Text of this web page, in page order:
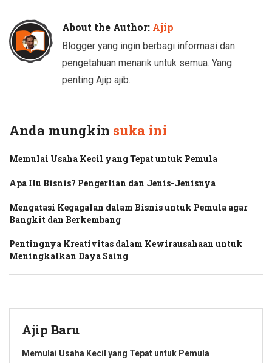
About the Author: Ajip
Blogger yang ingin berbagi informasi dan
pengetahuan menarik untuk semua. Yang
penting Ajip ajib.
Anda mungkin suka ini
Memulai Usaha Kecil yang Tepat untuk Pemula
Apa Itu Bisnis? Pengertian dan Jenis-Jenisnya
Mengatasi Kegagalan dalam Bisnis untuk Pemula agar
Bangkit dan Berkembang
Pentingnya Kreativitas dalam Kewirausahaan untuk
Meningkatkan Daya Saing
Ajip Baru
Memulai Usaha Kecil yang Tepat untuk Pemula